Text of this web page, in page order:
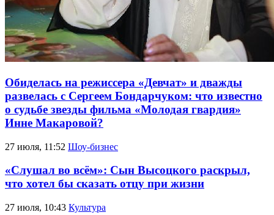
Обиделась на режиссера «Девчат» и дважды
развелась с Сергеем Бондарчуком: что известно
о судьбе звезды фильма «Молодая гвардия»
Инне Макаровой?
27 июля, 11:52 Шоу-бизнес
«Слушал во всём»: Сын Высоцкого раскрыл,
что хотел бы сказать отцу при жизни
27 июля, 10:43 Культура